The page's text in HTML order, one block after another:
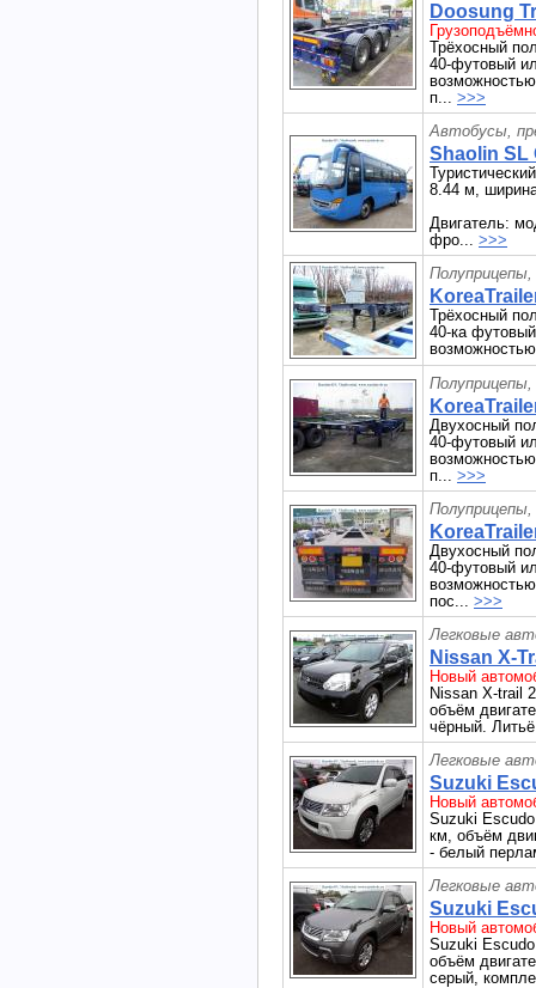
Doosung
Трёхосный
40-футовый
п... >>>
Автобусы,
Shaolin SL
8.44 м,
Двигатель:
фро... >>>
Трёхосный
40-ка
Двухосный
40-футовый
п... >>>
Двухосный
40-футовый
пос... >>>
Легковые
Nissan X-
Новый
Nissan X-trail
объём
чёрный.
Легковые
Suzuki
Новый
Suzuki
км, объём
- белый
Легковые
Suzuki
Новый
Suzuki
объём
серый,